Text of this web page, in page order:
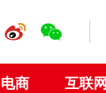
电商 互联网